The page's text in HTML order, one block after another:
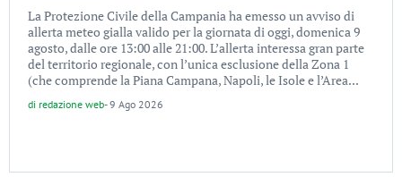
La Protezione Civile della Campania ha emesso un avviso di
allerta meteo gialla valido per la giornata di oggi, domenica 9
agosto, dalle ore 13:00 alle 21:00. L’allerta interessa gran parte
del territorio regionale, con l’unica esclusione della Zona 1
(che comprende la Piana Campana, Napoli, le Isole e l’Area...
di redazione web-9 Ago 2026